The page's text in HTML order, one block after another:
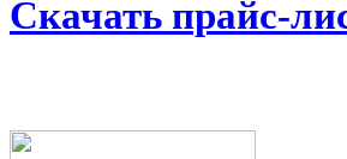
Скачать прайс-